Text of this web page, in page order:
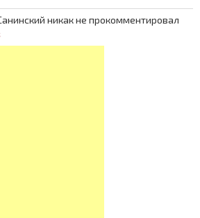
никак не прокомментировал